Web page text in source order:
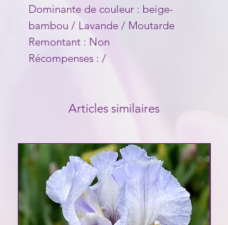
Dominante de couleur : beige-
bambou / Lavande / Moutarde
Remontant : Non
Récompenses : /
Articles similaires